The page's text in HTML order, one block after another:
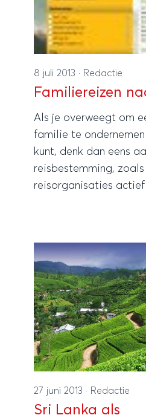
8 juli 2013 · Redactie
Familiereizen
Als je overweegt om
familie te
kunt, denk dan eens
reisbestemming,
reisorganisaties actief
27 juni 2013 · Redactie
Sri Lanka als